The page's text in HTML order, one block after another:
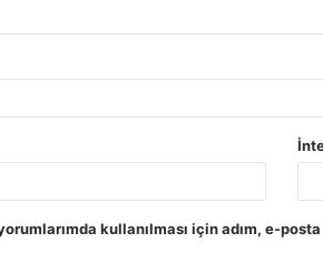
kullanılması için adım, e-